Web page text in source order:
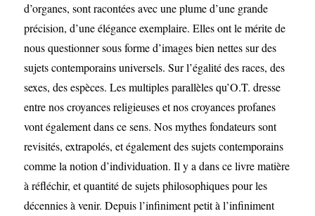
d’organes, sont racontées avec une plume d’une grande
précision, d’une élégance exemplaire. Elles ont le mérite de
nous questionner sous forme d’images bien nettes sur des
sujets contemporains universels. Sur l’égalité des races, des
sexes, des espèces. Les multiples parallèles qu’O.T. dresse
entre nos croyances religieuses et nos croyances profanes
vont également dans ce sens. Nos mythes fondateurs sont
revisités, extrapolés, et également des sujets contemporains
comme la notion d’individuation. Il y a dans ce livre matière
à réfléchir, et quantité de sujets philosophiques pour les
décennies à venir. Depuis l’infiniment petit à l’infiniment